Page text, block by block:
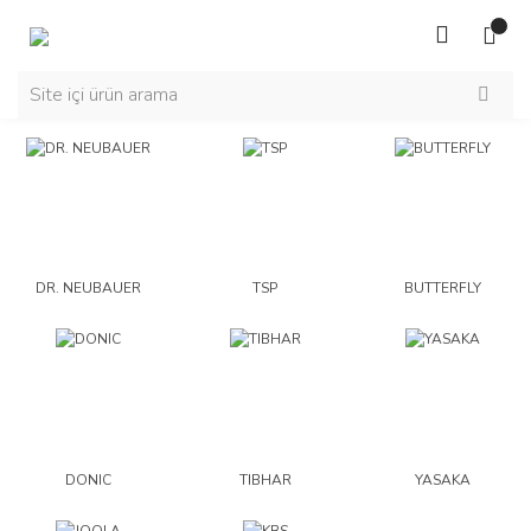
DR. NEUBAUER TSP BUTTERFLY
DONIC TIBHAR YASAKA